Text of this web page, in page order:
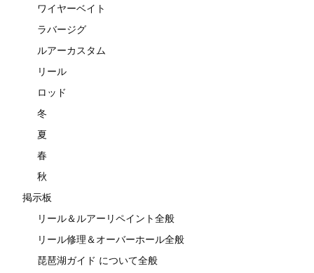
ワイヤーベイト
ラバージグ
ルアーカスタム
リール
ロッド
冬
夏
春
秋
掲示板
リール＆ルアーリペイント全般
リール修理＆オーバーホール全般
琵琶湖ガイド について全般